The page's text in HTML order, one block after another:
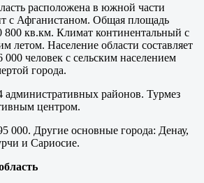
расположена в южной части
с Афганистаном. Общая площадь
800 кв.км. Климат континентальный с
летом. Население области составляет
000 человек с сельским населением
города.
административных районов. Турмез
центром.
000. Другие основные города: Денау,
и Сариосие.